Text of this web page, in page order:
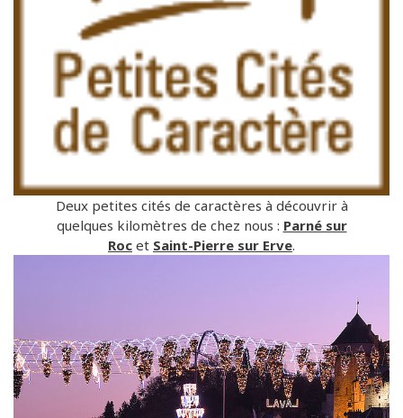
Deux petites cités de caractères à découvrir à
quelques kilomètres de chez nous : Parné sur
Roc et Saint-Pierre sur Erve.